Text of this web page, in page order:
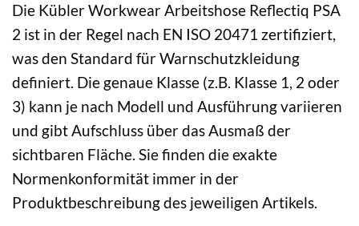
Die Kübler Workwear Arbeitshose Reflectiq PSA
2 ist in der Regel nach EN ISO 20471 zertifiziert,
was den Standard für Warnschutzkleidung
definiert. Die genaue Klasse (z.B. Klasse 1, 2 oder
3) kann je nach Modell und Ausführung variieren
und gibt Aufschluss über das Ausmaß der
sichtbaren Fläche. Sie finden die exakte
Normenkonformität immer in der
Produktbeschreibung des jeweiligen Artikels.